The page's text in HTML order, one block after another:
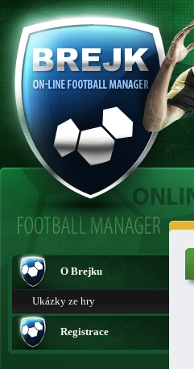
O Brejku
Ukázky ze hry
Registrace